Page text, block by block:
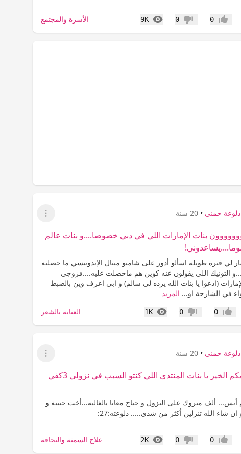
إعجاب0 عدم إعجاب
0
9K
المشاهدات الأسرة والمجتمع
دلوعة حمني • 20 سنة
عرض القائمة
بنات الإمارات اللي في دبي خصوصا....و بنات عالم
لي فترة طويلة اسألو أدور على شامبو ميتال الإندونيسي ما حصلته
التونيك اللي يقولون عنه كوين هم ماحصلت عليه....فزوجي
(ادعوا يا بنات الله يرده لي سالم) و ابي اعرف وين بالضبط
في الشارجة او... المزيد
إعجاب0 عدم إعجاب
0
1K
المشاهدات العناية بالشعر
دلوعة حمني • 20 سنة
عرض القائمة
الله يجزيكم الخير يا بنات المنتدى اللي كنتو السبب في نزولي 3كفي
أنس... ألف مبروك على النزول و حياج معانا يالغالية...أخت حبيبة و
ان شاء الله تنزلين أكثر من شذي..... دلوعته:27:
إعجاب0 عدم إعجاب
0
2K
المشاهدات علاج السمنة والنحافة